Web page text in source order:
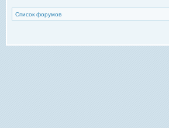
Список форумов